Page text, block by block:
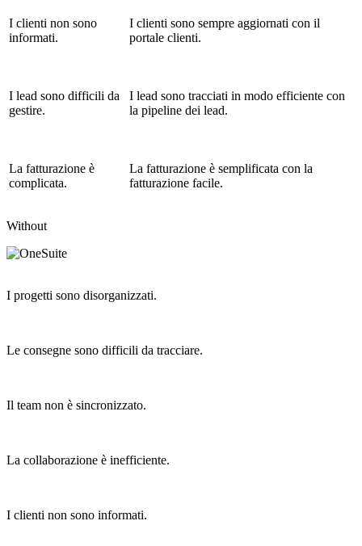
I clienti non sono
informati.
I clienti sono sempre aggiornati con il
portale clienti.
I lead sono difficili da
gestire.
I lead sono tracciati in modo efficiente con
la pipeline dei lead.
La fatturazione è
complicata.
La fatturazione è semplificata con la
fatturazione facile.
Without
I progetti sono disorganizzati.
Le consegne sono difficili da tracciare.
Il team non è sincronizzato.
La collaborazione è inefficiente.
I clienti non sono informati.